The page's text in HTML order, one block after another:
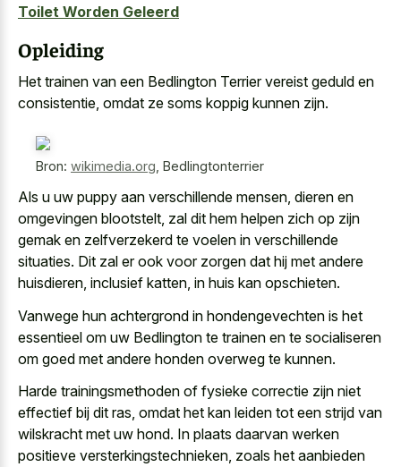
Toilet Worden Geleerd
Opleiding
Het trainen van een Bedlington Terrier vereist geduld en
consistentie, omdat ze soms koppig kunnen zijn.
Bron: wikimedia.org Bedlingtonterrier
Als u uw puppy aan verschillende mensen, dieren en
omgevingen blootstelt, zal dit hem helpen zich op zijn
gemak en zelfverzekerd te voelen in verschillende
situaties. Dit zal er ook voor zorgen dat hij met andere
huisdieren, inclusief katten, in huis kan opschieten.
Vanwege hun achtergrond in hondengevechten is het
essentieel om uw Bedlington te trainen en te socialiseren
om goed met andere honden overweg te kunnen.
Harde trainingsmethoden of fysieke correctie zijn niet
effectief bij dit ras, omdat het kan leiden tot een strijd van
wilskracht met uw hond. In plaats daarvan werken
positieve versterkingstechnieken, zoals het aanbieden